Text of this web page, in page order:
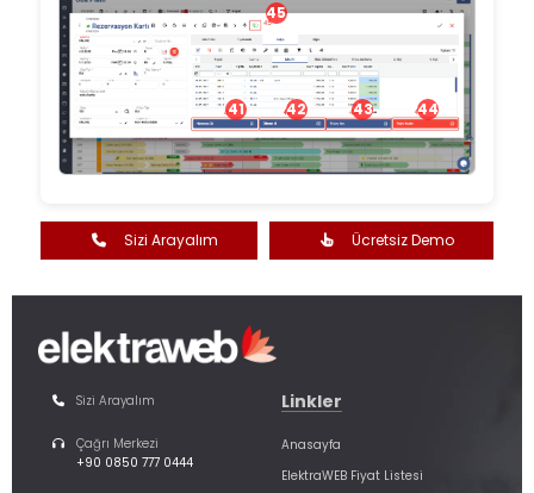
41 42 43 44
45
Sizi Arayalım Ücretsiz Demo
Sizi Arayalım
Çağrı Merkezi
+90 0850 777 0444
Linkler
Anasayfa
ElektraWEB Fiyat Listesi